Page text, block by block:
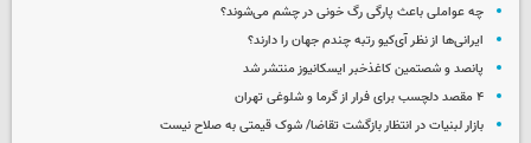
چه عواملی باعث پارگی رگ خونی در چشم می‌شوند؟
ایرانی‌ها از نظر آی‌کیو رتبه چندم جهان را دارند؟
پانصد و شصتمین کاغذخبر ایسکانیوز منتشر شد
۴ مقصد دلچسب برای فرار از گرما و شلوغی تهران
بازار لبنیات در انتظار بازگشت تقاضا/ شوک قیمتی به صلاح نیست